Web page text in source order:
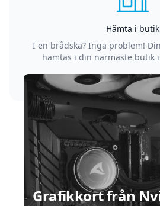
Hämta i butik
I en brådska? Inga problem!
hämtas i din närmaste butik
Grafikkort från